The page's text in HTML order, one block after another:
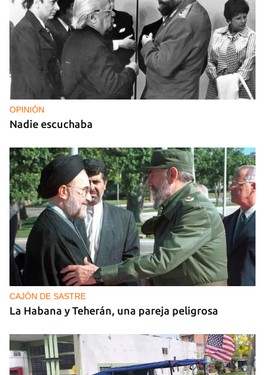
OPINIÓN
Nadie escuchaba
CAJÓN DE SASTRE
La Habana y Teherán, una pareja peligrosa